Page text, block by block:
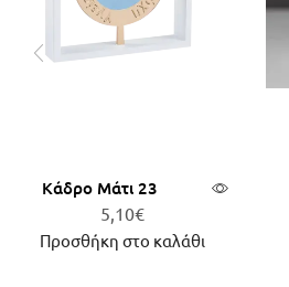
Κάδρο Μάτι 23
5,10€
Προσθήκη στο καλάθι